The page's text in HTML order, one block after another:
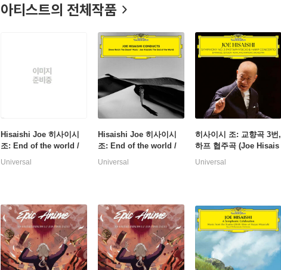
아티스트의 전체작품
Hisaishi Joe 히사이시
조: End of the world /
스티브 라이히: The Des
Universal
Hisaishi Joe 히사이시
조: End of the world /
스티브 라이히: The Des
Universal
히사이시 조: 교향곡 3번,
하프 협주곡 (Joe Hisais
hi: Symphony No.3 Met
Universal